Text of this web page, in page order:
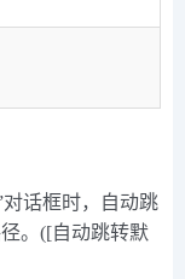
对话框时，自动跳
。([自动跳转默